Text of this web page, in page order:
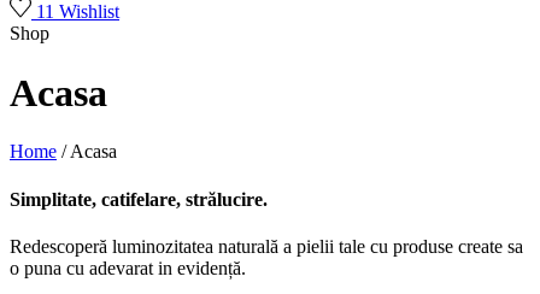
11 Wishlist
Shop
Acasa
Home / Acasa
Simplitate, catifelare, strălucire.
Redescoperă luminozitatea naturală a pielii tale cu produse create sa
o puna cu adevarat in evidență.